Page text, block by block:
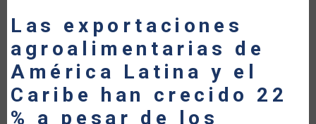
Las exportaciones
agroalimentarias de
América Latina y el
Caribe han crecido 22
% a pesar de los